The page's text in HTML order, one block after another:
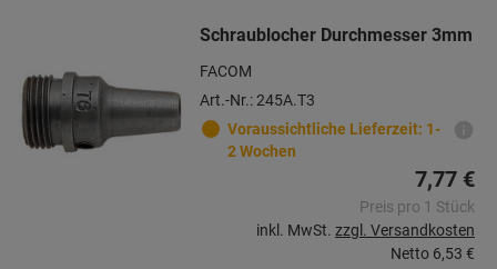
Schraublocher Durchmesser 3mm
FACOM
Art.-Nr.: 245A.T3
Voraussichtliche Lieferzeit: 1-
2 Wochen
7,77 €
Preis pro 1 Stück
inkl. MwSt. zzgl. Versandkosten
Netto 6,53 €